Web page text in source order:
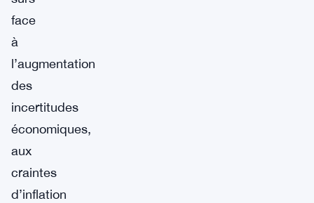
face
à
l’augmentation
des
incertitudes
économiques,
aux
craintes
d’inflation